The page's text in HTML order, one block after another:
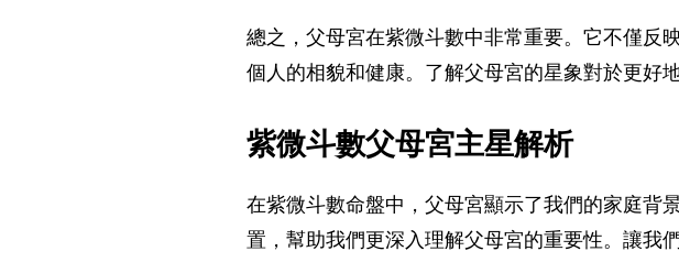
總之，父母宮在紫微斗數中非常重要。它不僅反
個人的相貌和健康。了解父母宮的星象對於更好
紫微斗數父母宮主星解析
在紫微斗數命盤中，父母宮顯示了我們的家庭背
置，幫助我們更深入理解父母宮的重要性。讓我